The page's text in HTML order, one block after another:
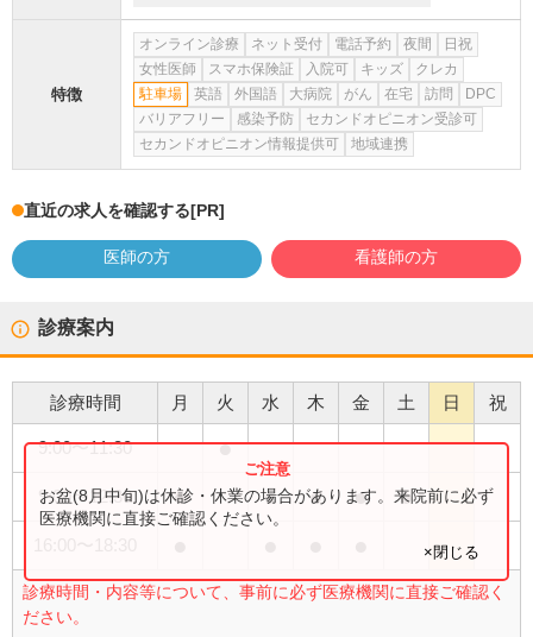
特徴
オンライン診療 ネット受付 電話予約 夜間
日祝
女性医師
スマホ保険証 入院可 キッズ
クレカ
駐車場
英語 外国語 大病院 がん 在宅 訪問
DPC
バリアフリー
感染予防
セカンドオピニオン受診可
セカンドオピニオン情報提供可
地域連携
直近の求人を確認する[PR]
医師の方 看護師の方
診療案内
診療時間 月 火 水 木 金 土 日 祝
9:00〜11:30 ●
9:00〜12:30 ● ● ● ● ●
診療時間・内容等について、事前に必ず医療機関に直接ご確認く
ださい。
お盆(8月中旬)は休診・休業の場合があります。来院前に必ず
医療機関に直接ご確認ください。
×閉じる